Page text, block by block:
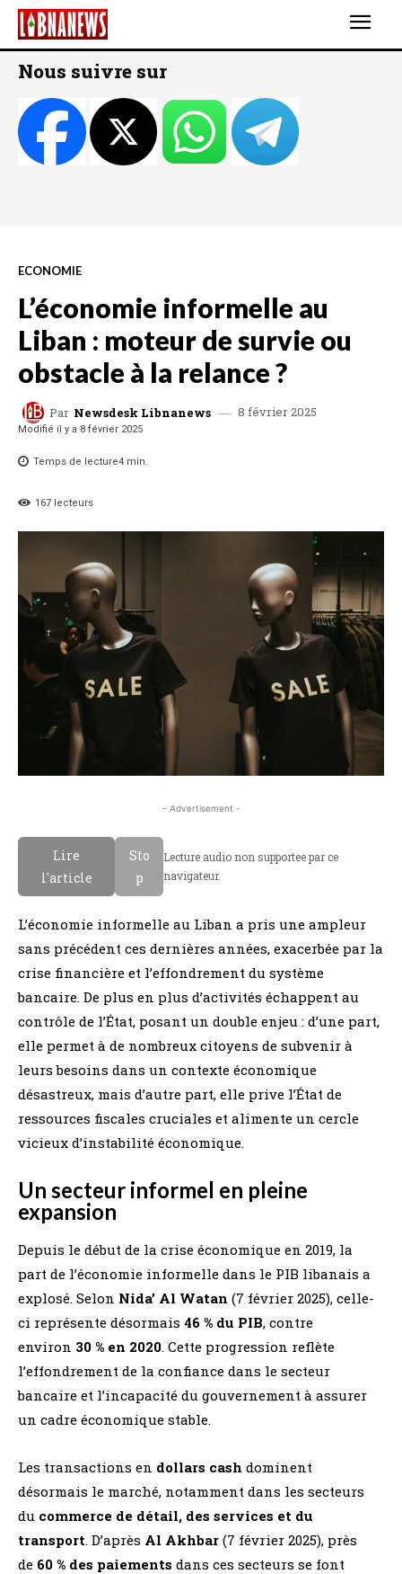
Nous suivre sur
ECONOMIE
L’économie informelle au
Liban : moteur de survie ou
obstacle à la relance ?
Par Newsdesk Libnanews 8 février 2025
Modifié il y a 8 février 2025
Temps de lecture4 min.
167 lecteurs
- Advertisement -
Lire
l'article
Sto
p
Lecture audio non supportee par ce
navigateur.
L’économie informelle au Liban a pris une ampleur
sans précédent ces dernières années, exacerbée par la
crise financière et l’effondrement du système
bancaire. De plus en plus d’activités échappent au
contrôle de l’État, posant un double enjeu : d’une part,
elle permet à de nombreux citoyens de subvenir à
leurs besoins dans un contexte économique
désastreux, mais d’autre part, elle prive l’État de
ressources fiscales cruciales et alimente un cercle
vicieux d’instabilité économique.
Un secteur informel en pleine
expansion
Depuis le début de la crise économique en 2019, la
part de l’économie informelle dans le PIB libanais a
explosé. Selon Nida’ Al Watan (7 février 2025), celle-
ci représente désormais 46 % du PIB, contre
environ 30 % en 2020​. Cette progression reflète
l’effondrement de la confiance dans le secteur
bancaire et l’incapacité du gouvernement à assurer
un cadre économique stable.
Les transactions en dollars cash dominent
désormais le marché, notamment dans les secteurs
du commerce de détail, des services et du
transport. D’après Al Akhbar (7 février 2025), près
de 60 % des paiements dans ces secteurs se font